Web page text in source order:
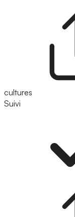
cultures
Suivi